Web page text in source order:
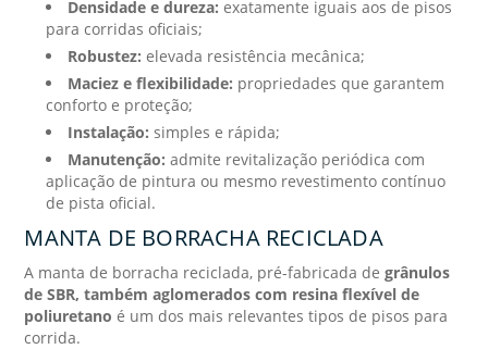
Densidade e dureza: exatamente iguais aos de pisos
para corridas oficiais;
Robustez: elevada resistência mecânica;
Maciez e flexibilidade: propriedades que garantem
conforto e proteção;
Instalação: simples e rápida;
Manutenção: admite revitalização periódica com
aplicação de pintura ou mesmo revestimento contínuo
de pista oficial.
MANTA DE BORRACHA RECICLADA
A manta de borracha reciclada, pré-fabricada de grânulos
de SBR, também aglomerados com resina flexível de
poliuretano é um dos mais relevantes tipos de pisos para
corrida.